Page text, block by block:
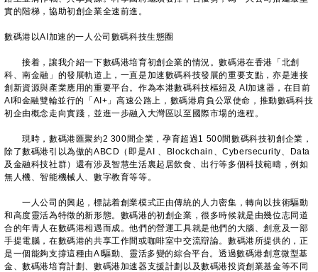
實的階梯，協助初創企業全速前進。
數碼港以AI加速的一人公司數碼科技生態圈
接着，讓我介紹一下數碼港培育初創企業的情況。數碼港在香港「北創
科、南金融」的發展軌道上，一直是加速數碼科技發展的重要支點，亦是連接
創新資源與產業應用的重要平台。作為本港數碼科技樞紐及 AI加速器，在目前
AI和金融雙輪並行的「AI+」高速公路上，數碼港肩負公眾使命，推動數碼科技
初企由概念走向實踐，並進一步融入大灣區以至國際市場的進程。
現時，數碼港匯聚約2 300間企業，孕育超過1 500間數碼科技初創企業，
除了數碼港引以為傲的ABCD（即是AI 、Blockchain、Cybersecurity、Data
及金融科技社群）還有涉及智慧生活裏起居飲食、出行等多個科技範疇，例如
無人機、智能機械人、數字教育等等。
一人公司的興起，標誌着創業模式正由傳統的人力密集，轉向以技術驅動
和高度靈活為特徵的新形態。數碼港的初創企業，很多時候就是由幾位志同道
合的年青人在數碼港相遇而成。他們的營運工具就是他們的大腦、創意及一部
手提電腦，在數碼港的共享工作間或咖啡室中交流辯論。數碼港所提供的，正
是一個能夠支撐這種由AI驅動、靈活多變的綜合平台。透過數碼港創意微型基
金、數碼港培育計劃、數碼港加速器支援計劃以及數碼港投資創業基金等不同